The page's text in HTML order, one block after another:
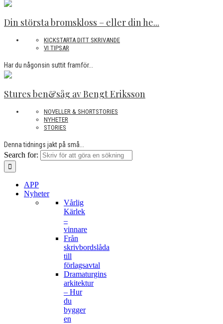
Din största bromskloss – eller din he...
KICKSTARTA DITT SKRIVANDE
VI TIPSAR
Har du någonsin suttit framför...
Stures ben&såg av Bengt Eriksson
NOVELLER & SHORTSTORIES
NYHETER
STORIES
Denna tidnings jakt på små...
Search for:
APP
Nyheter
Vårlig
Kärlek
–
vinnare
Från
skrivbordslåda
till
förlagsavtal
Dramaturgins
arkitektur
– Hur
du
bygger
en